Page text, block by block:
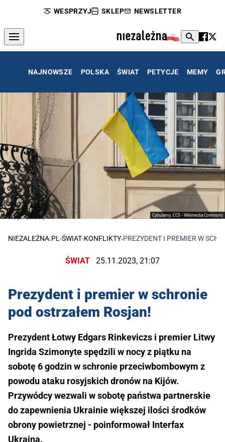
WESPRZYJ SKLEP NEWSLETTER
NAJNOWSZE POLSKA ŚWIAT PETYCJE MEMY
Cybularny, CC0 - Wikimedia Commons
Flaga Ukrainy
NIEZALEŻNA.PL ›ŚWIAT›KONFLIKTY›PREZYDENT I PREMIER W
ŚWIAT 25.11.2023, 21:07
Prezydent i premier w schronie
pod ostrzałem Rosjan!
Prezydent Łotwy Edgars Rinkeviczs i premier Litwy
Ingrida Szimonyte spędzili w nocy z piątku na
sobotę 6 godzin w schronie przeciwbombowym z
powodu ataku rosyjskich dronów na Kijów.
Przywódcy wezwali w sobotę państwa partnerskie
do zapewnienia Ukrainie większej ilości środków
obrony powietrznej - poinformował Interfax
Ukraina.